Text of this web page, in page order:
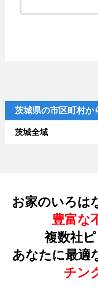
茨城県の市区町村か
茨城全域
お家のいろは
豊富な
複数社ピ
あなたに最適
チン